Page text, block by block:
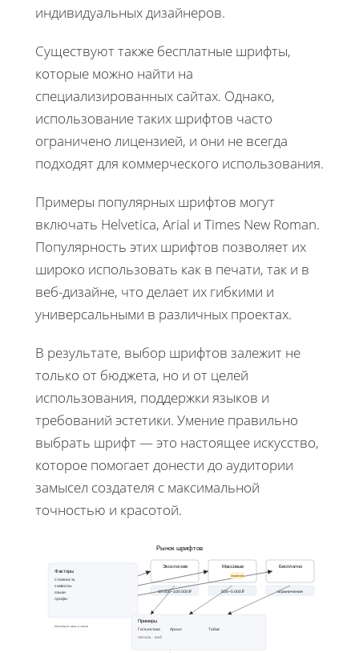
индивидуальных дизайнеров.
Существуют также бесплатные шрифты,
которые можно найти на
специализированных сайтах. Однако,
использование таких шрифтов часто
ограничено лицензией, и они не всегда
подходят для коммерческого использования.
Примеры популярных шрифтов могут
включать Helvetica, Arial и Times New Roman.
Популярность этих шрифтов позволяет их
широко использовать как в печати, так и в
веб-дизайне, что делает их гибкими и
универсальными в различных проектах.
В результате, выбор шрифтов залежит не
только от бюджета, но и от целей
использования, поддержки языков и
требований эстетики. Умение правильно
выбрать шрифт — это настоящее искусство,
которое помогает донести до аудитории
замысел создателя с максимальной
точностью и красотой.
Рынок шрифтов
Факторы
сложность
символы
языки
профи
Эксклюзив
10 000–100 000 ₽
Массовые
500–5 000 ₽
Бесплатно
ограничения
Примеры
Гельветика Ариал Таймс
печать · веб
лицензия
Ключевые зоны и связи